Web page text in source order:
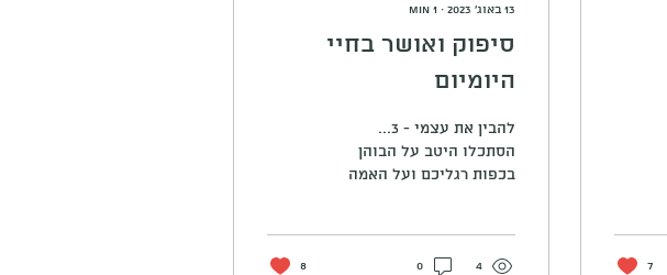
7
13 באוג׳ 2023 ∙
1
min
סיפוק ואושר בחיי
היומיום
להבין את עצמי - 3...
הסתכלו היטב על הבוהן
בכפות רגליכם ועל האמה
פעם...
4
0
8